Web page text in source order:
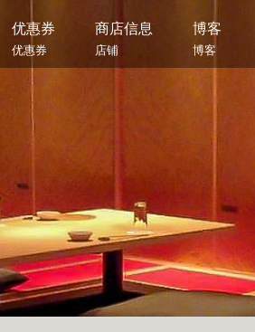
优惠券
优惠券
商店信息
店铺
博客
博客